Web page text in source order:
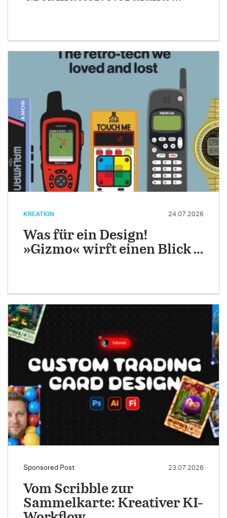
KREATION 24.07.2026
Was für ein Design!
»Gizmo« wirft einen Blick …
Sponsored Post 23.07.2026
Vom Scribble zur
Sammelkarte: Kreativer KI-